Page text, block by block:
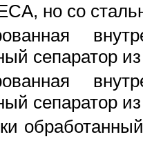
но со
сепаратор
сепаратор